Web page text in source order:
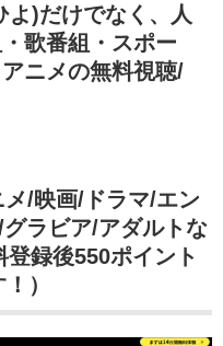
よ)だけでなく、人
歌番組・スポー
ニメの無料視聴/
/映画/ドラマ/エン
ラビア/アダルトな
録後550ポイント
）